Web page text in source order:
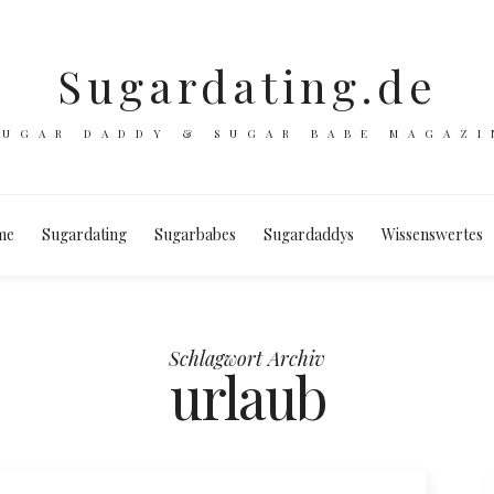
Sugardating.de
DADDY & SUGAR BABE
Sugardating Sugarbabes Sugardaddys Wissenswertes
Schlagwort Archiv
urlaub